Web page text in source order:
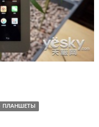
HP Compaq 7, 7+
ПЛАНШЕТЫ